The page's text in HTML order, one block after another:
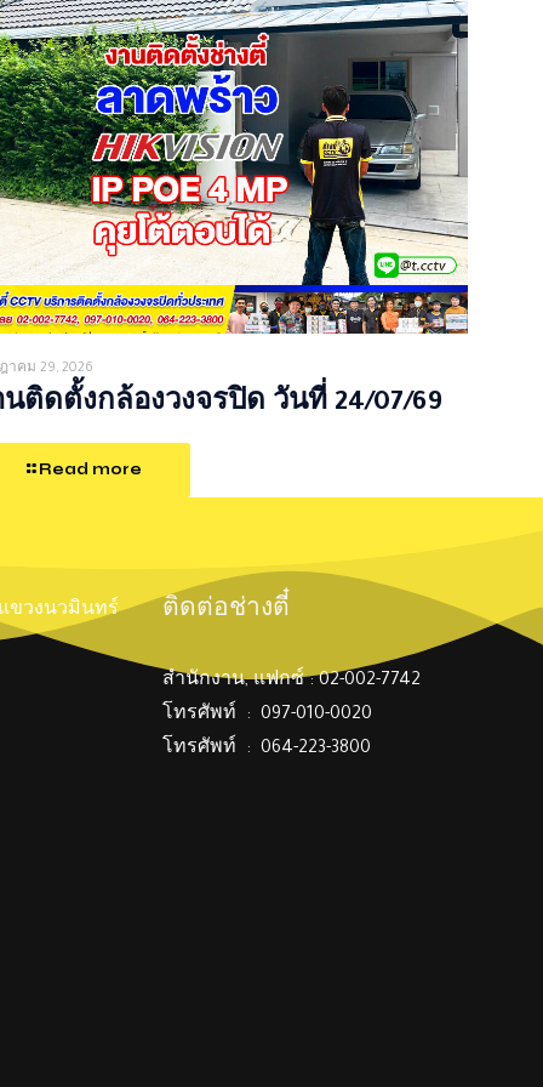
าคม 29, 2026
นติดตั้งกล้องวงจรปิด วันที่ 24/07/69
Read more
แขวงนวมินทร์ ติดต่อช่างตี๋
สำนักงาน, แฟกซ์ : 02-002-7742
โทรศัพท์ : 097-010-0020
โทรศัพท์ : 064-223-3800